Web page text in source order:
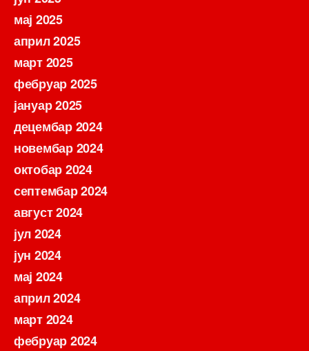
мај 2025
април 2025
март 2025
фебруар 2025
јануар 2025
децембар 2024
новембар 2024
октобар 2024
септембар 2024
август 2024
јул 2024
јун 2024
мај 2024
април 2024
март 2024
фебруар 2024